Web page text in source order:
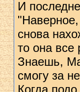
И
снова
то она
Знаешь,
смогу за
Когда